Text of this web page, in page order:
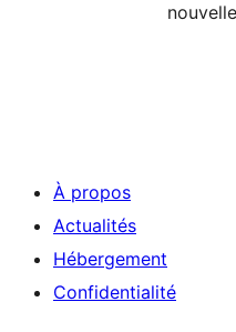
À propos
Actualités
Hébergement
Confidentialité